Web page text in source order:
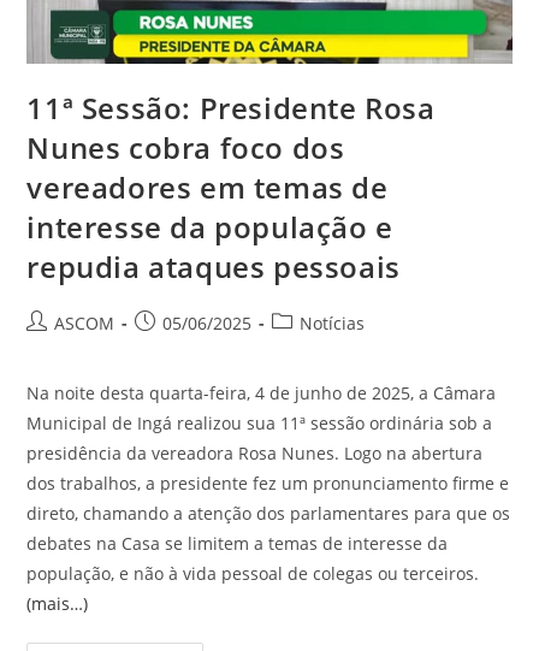
11ª Sessão: Presidente Rosa
Nunes cobra foco dos
vereadores em temas de
interesse da população e
repudia ataques pessoais
ASCOM 05/06/2025 Notícias
Na noite desta quarta-feira, 4 de junho de 2025, a Câmara
Municipal de Ingá realizou sua 11ª sessão ordinária sob a
presidência da vereadora Rosa Nunes. Logo na abertura
dos trabalhos, a presidente fez um pronunciamento firme e
direto, chamando a atenção dos parlamentares para que os
debates na Casa se limitem a temas de interesse da
população, e não à vida pessoal de colegas ou terceiros.
(mais…)